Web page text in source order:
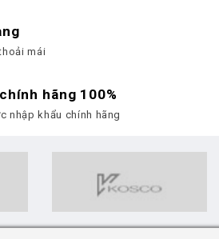
mái
hãng 100%
nhập khẩu chính hãng